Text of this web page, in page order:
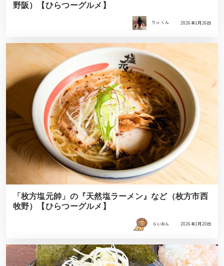
野阪）【ひらつーグルメ】
りっ くん 2026年1月26日
「枚方塩元帥」の『天然塩ラーメン』など（枚方市西
牧野）【ひらつーグルメ】
らいおん 2026年1月20日